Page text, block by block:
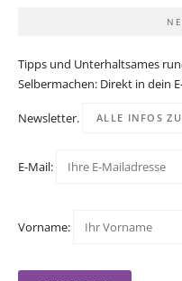
Tipps und Unterhaltsames
Selbermachen: Direkt in dein
Newsletter. ALLE INFOS
E-Mail:
Vorname: